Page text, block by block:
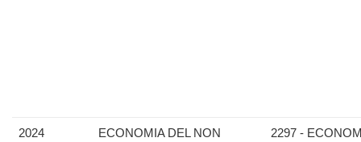
2024
ECONOMIA DEL NON
2297 -